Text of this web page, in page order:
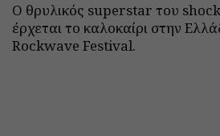
Ο θρυλικός superstar του
έρχεται το καλοκαίρι στην
Rockwave Festival.